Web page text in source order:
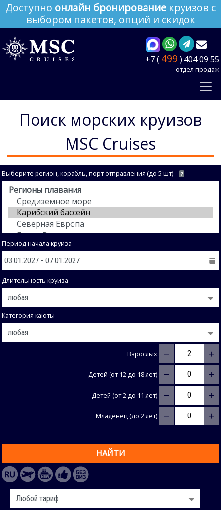
Доступно онлайн бронирование круизов с
выбором пакетов, опций и скидок
+7 ( 499 ) 404 09 55
отдел продаж
Поиск морских круизов
MSC Cruises
Выберите регион, корабль, порт отправления (до 5 шт) ?
Период начала круиза
Длительность круиза
Категория каюты
Взрослых − +
Детей (от 12 до 18 лет) − +
Детей (от 2 до 11 лет) − +
Младенец (до 2 лет) − +
НАЙТИ